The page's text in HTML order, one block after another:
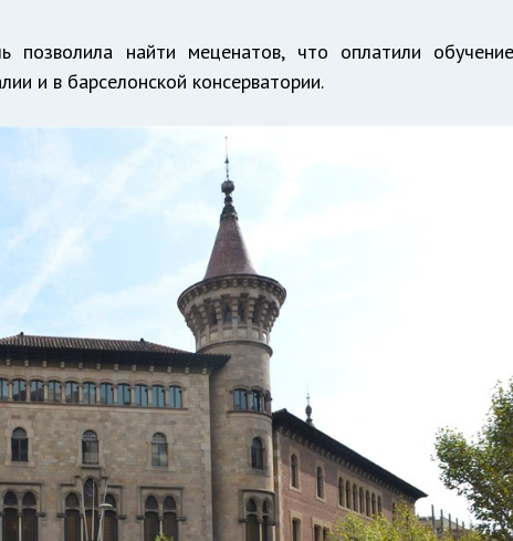
позволила найти меценатов, что оплатили
и в барселонской консерватории.